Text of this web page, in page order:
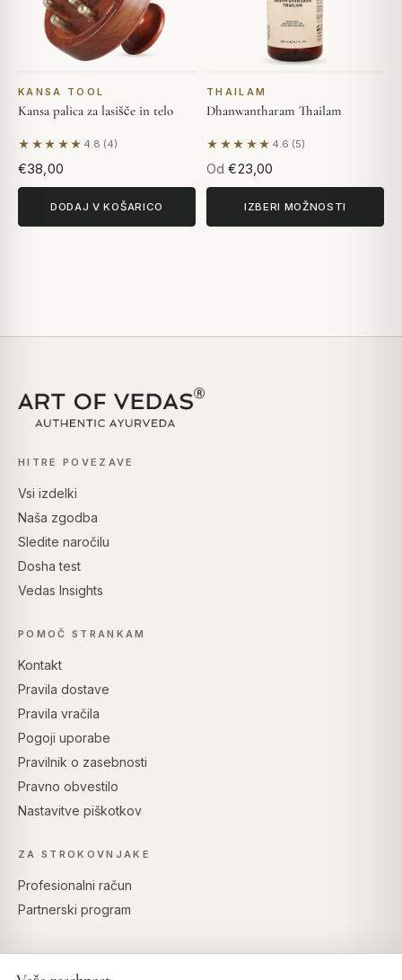
KANSA TOOL
Kansa palica za lasišče in telo
★★★★★ 4.8 (4)
Na podlagi 4 mnenj
€38,00
DODAJ V KOŠARICO
THAILAM
Dhanwantharam Thailam
★★★★★ 4.6 (5)
Na podlagi 5 mnenj
Od €23,00
IZBERI MOŽNOSTI
HITRE POVEZAVE
Vsi izdelki
Naša zgodba
Sledite naročilu
Dosha test
Vedas Insights
POMOČ STRANKAM
Kontakt
Pravila dostave
Pravila vračila
Pogoji uporabe
Pravilnik o zasebnosti
Pravno obvestilo
Nastavitve piškotkov
ZA STROKOVNJAKE
Profesionalni račun
Partnerski program